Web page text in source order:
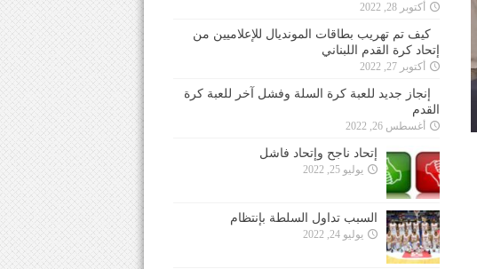
أكتوبر 28, 2022
كيف تم تهريب بطاقات المونديال للإعلاميين من
إتحاد كرة القدم اللبناني
أكتوبر 27, 2022
إنجاز جديد للعبة كرة السلة وفشل آخر للعبة كرة
القدم
أغسطس 26, 2022
إتحاد ناجح وإتحاد فاشل
يوليو 25, 2022
السبب تداول السلطة بإنتظام
يوليو 24, 2022